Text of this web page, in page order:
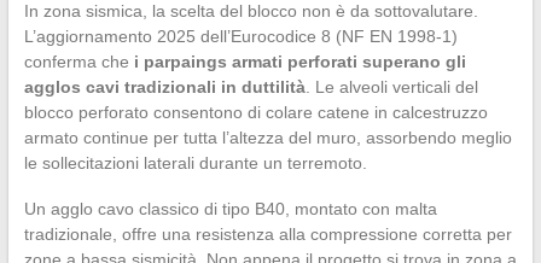
In zona sismica, la scelta del blocco non è da sottovalutare.
L’aggiornamento 2025 dell’Eurocodice 8 (NF EN 1998-1)
conferma che i parpaings armati perforati superano gli
agglos cavi tradizionali in duttilità. Le alveoli verticali del
blocco perforato consentono di colare catene in calcestruzzo
armato continue per tutta l’altezza del muro, assorbendo meglio
le sollecitazioni laterali durante un terremoto.
Un agglo cavo classico di tipo B40, montato con malta
tradizionale, offre una resistenza alla compressione corretta per